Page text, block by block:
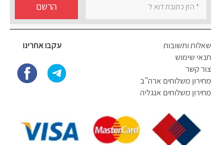
הרשם
עקבו אחרינו
שאלות ותשובות
תנאי שימוש
צור קשר
מחירון משלוחים ארה"ב
מחירון משלוחים אנגליה